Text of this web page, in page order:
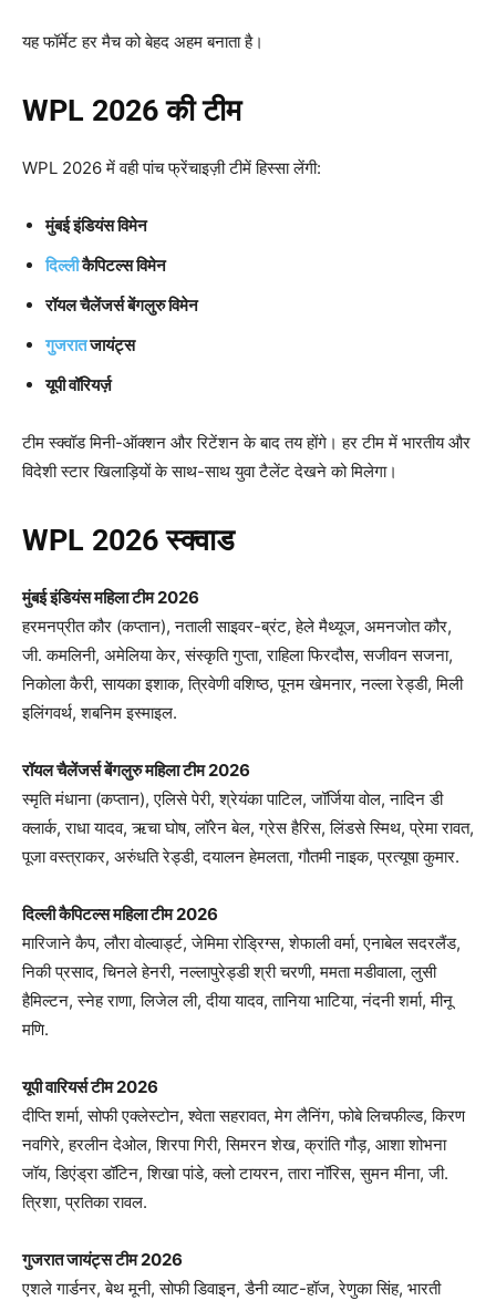
यह फॉर्मेट हर मैच को बेहद अहम बनाता है।
WPL 2026 की टीम
WPL 2026 में वही पांच फ्रेंचाइज़ी टीमें हिस्सा लेंगी:
मुंबई इंडियंस विमेन
दिल्लीकैपिटल्स विमेन
रॉयल चैलेंजर्स बेंगलुरु विमेन
गुजरातजायंट्स
यूपी वॉरियर्ज़
टीम स्क्वॉड मिनी-ऑक्शन और रिटेंशन के बाद तय होंगे। हर टीम में भारतीय और
विदेशी स्टार खिलाड़ियों के साथ-साथ युवा टैलेंट देखने को मिलेगा।
WPL 2026स्क्वाड
मुंबई इंडियंस महिला टीम 2026
हरमनप्रीत कौर (कप्तान), नताली साइवर-ब्रंट, हेले मैथ्यूज, अमनजोत कौर,
जी. कमलिनी, अमेलिया केर, संस्कृति गुप्ता, राहिला फिरदौस, सजीवन सजना,
निकोला कैरी, सायका इशाक, त्रिवेणी वशिष्ठ, पूनम खेमनार, नल्ला रेड्डी, मिली
इलिंगवर्थ, शबनिम इस्माइल.​
रॉयल चैलेंजर्स बेंगलुरु महिला टीम 2026
स्मृति मंधाना (कप्तान), एलिसे पेरी, श्रेयंका पाटिल, जॉर्जिया वोल, नादिन डी
क्लार्क, राधा यादव, ऋचा घोष, लॉरेन बेल, ग्रेस हैरिस, लिंडसे स्मिथ, प्रेमा रावत,
पूजा वस्त्राकर, अरुंधति रेड्डी, दयालन हेमलता, गौतमी नाइक, प्रत्यूषा कुमार.​
दिल्ली कैपिटल्स महिला टीम 2026
मारिजाने कैप, लौरा वोल्वार्ड्ट, जेमिमा रोड्रिग्स, शेफाली वर्मा, एनाबेल सदरलैंड,
निकी प्रसाद, चिनले हेनरी, नल्लापुरेड्डी श्री चरणी, ममता मडीवाला, लुसी
हैमिल्टन, स्नेह राणा, लिजेल ली, दीया यादव, तानिया भाटिया, नंदनी शर्मा, मीनू
मणि.​
यूपी वारियर्स टीम 2026
दीप्ति शर्मा, सोफी एक्लेस्टोन, श्वेता सहरावत, मेग लैनिंग, फोबे लिचफील्ड, किरण
नवगिरे, हरलीन देओल, शिरपा गिरी, सिमरन शेख, क्रांति गौड़, आशा शोभना
जॉय, डिएंड्रा डॉटिन, शिखा पांडे, क्लो टायरन, तारा नॉरिस, सुमन मीना, जी.
त्रिशा, प्रतिका रावल.​
गुजरात जायंट्स टीम 2026
एशले गार्डनर, बेथ मूनी, सोफी डिवाइन, डैनी व्याट-हॉज, रेणुका सिंह, भारती